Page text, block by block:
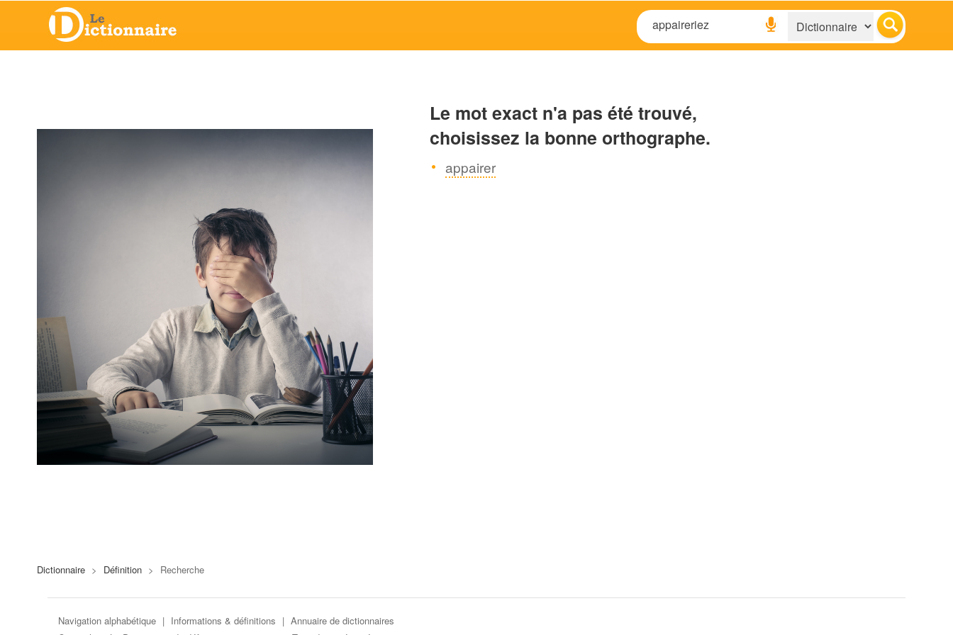
Le mot exact n'a pas été trouvé,
choisissez la bonne orthographe.
appairer
Dictionnaire > Définition > Recherche
Navigation alphabétique | Informations & définitions | Annuaire de dictionnaires